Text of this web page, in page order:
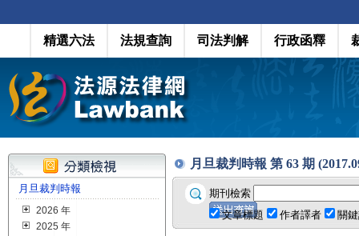
精選六法 法規查詢 司法判解 行政函釋
月旦裁判時報
2026 年
2025 年
月旦裁判時報 第 63 期
期刊檢索
文章標題
作者譯者 關